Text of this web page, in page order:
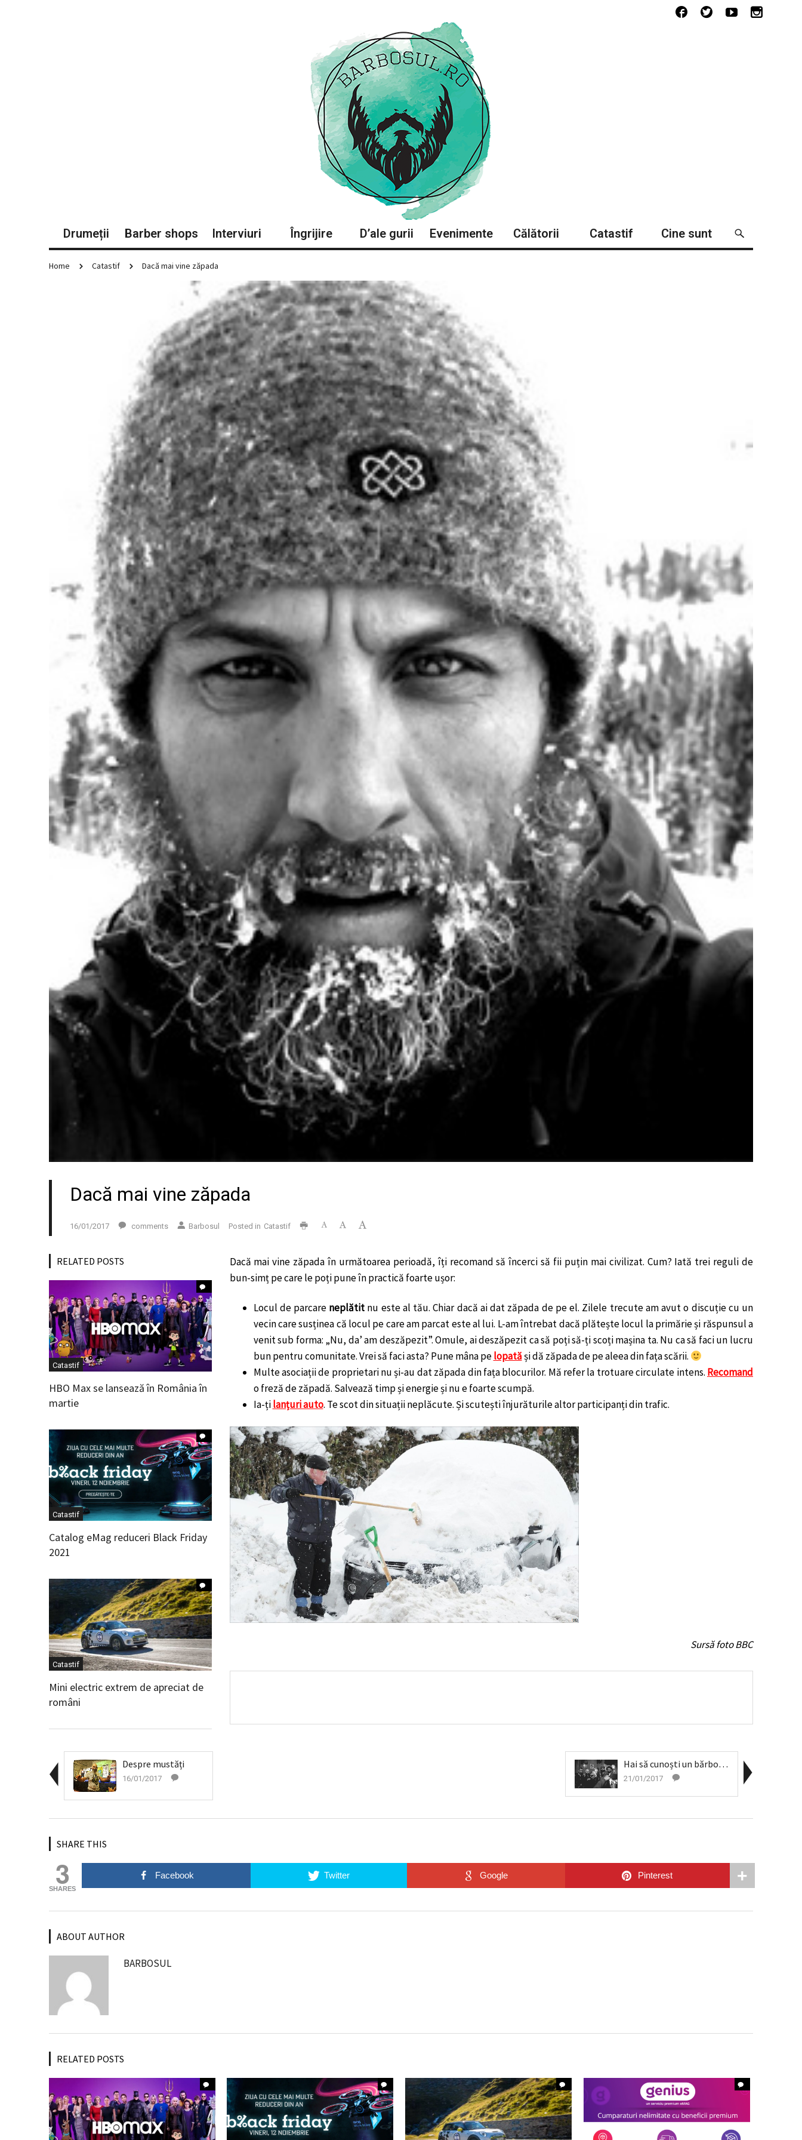
Drumeții Barber shops Interviuri Îngrijire D’ale gurii Evenimente Călătorii Catastif Cine sunt
Home Catastif Dacă mai vine zăpada
Dacă mai vine zăpada
16/01/2017 comments Barbosul Posted in Catastif
Dacă mai vine zăpada în următoarea perioadă, îți recomand să încerci să fii puțin mai civilizat. Cum? Iată trei reguli de
bun-simț pe care le poți pune în practică foarte ușor:
Locul de parcare neplătit nu este al tău. Chiar dacă ai dat zăpada de pe el. Zilele trecute am avut o discuție cu un
vecin care susținea că locul pe care am parcat este al lui. L-am întrebat dacă plătește locul la primărie și răspunsul a
venit sub forma: „Nu, da’ am deszăpezit”. Omule, ai deszăpezit ca să poți să-ți scoți mașina ta. Nu ca să faci un lucru
bun pentru comunitate. Vrei să faci asta? Pune mâna pelopatăși dă zăpada de pe aleea din fața scării.
Multe asociații de proprietari nu și-au dat zăpada din fața blocurilor. Mă refer la trotuare circulate intens. Recomand
o freză de zăpadă. Salvează timp și energie și nu e foarte scumpă.
Ia-țilanțuri auto. Te scot din situații neplăcute. Și scutești înjurăturile altor participanți din trafic.
Sursă foto BBC
RELATED POSTS
Catastif
HBO Max se lansează în România în
martie
Catastif
Catalog eMag reduceri Black Friday
2021
Catastif
Mini electric extrem de apreciat de
români
Despre mustăți
16/01/2017
Hai să cunoști un bărbos (I)
21/01/2017
SHARE THIS
3
SHARES
Facebook Twitter Google Pinterest
ABOUT AUTHOR
BARBOSUL
RELATED POSTS